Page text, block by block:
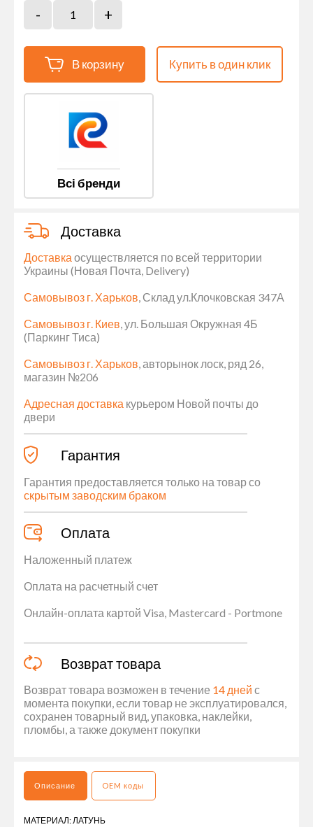
В корзину Купить в один клик
Всі бренди
Доставка
Доставка осуществляется по всей территории
Украины (Новая Почта, Delivery)
Самовывоз г. Харьков, Склад ул.Клочковская 347А
Самовывоз г. Киев, ул. Большая Окружная 4Б
(Паркинг Тиса)
Самовывоз г. Харьков, авторынок лоск, ряд 26,
магазин №206
Адресная доставка курьером Новой почты до
двери
Гарантия
Гарантия предоставляется только на товар со
скрытым заводским браком
Оплата
Наложенный платеж
Оплата на расчетный счет
Онлайн-оплата картой Visa, Mastercard - Portmone
Возврат товара
Возврат товара возможен в течение 14 дней с
момента покупки, если товар не эксплуатировался,
сохранен товарный вид, упаковка, наклейки,
пломбы, а также документ покупки
Описание OEM коды
МАТЕРИАЛ: ЛАТУНЬ